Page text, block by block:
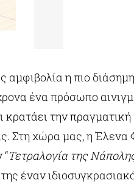
αμφιβολία η πιο
ένα πρόσωπο
κρατάει την
Στη χώρα μας, η Έλενα
Τετραλογία της
έναν